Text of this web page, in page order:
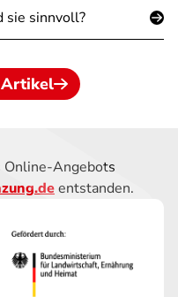
sie sinnvoll?
Online-Angebots
entstanden.